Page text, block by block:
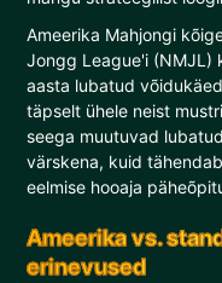
Ameerika Mahjongi
Jongg League'i (NMJL)
aasta lubatud
täpselt ühele neist
seega muutuvad
värskena, kuid
eelmise hooaja
Ameerika vs.
erinevused